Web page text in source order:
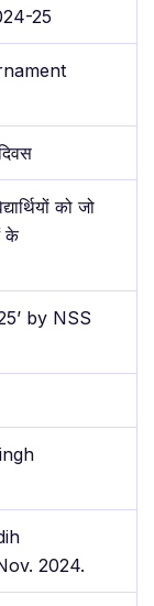
25
को जो
के
by NSS
2024.